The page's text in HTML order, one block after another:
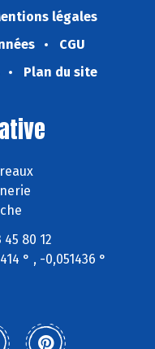
légales
CGU
Plan du site
80 12
° , -0,051436 °